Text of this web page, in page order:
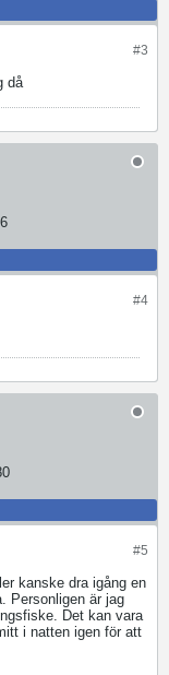
#3
då
#4
#5
kanske dra igång en
Personligen är jag
Det kan vara
i natten igen för att